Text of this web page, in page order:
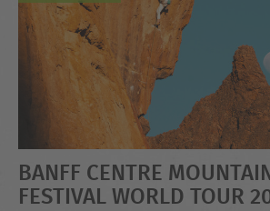
BANFF CENTRE
FESTIVAL WORLD TOUR